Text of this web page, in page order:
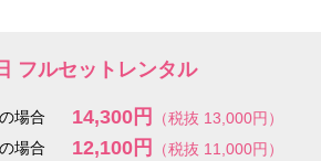
フルセットレンタル
場合 14,300円
（税抜 13,000円）
場合
12,100円
（税抜 11,000円）